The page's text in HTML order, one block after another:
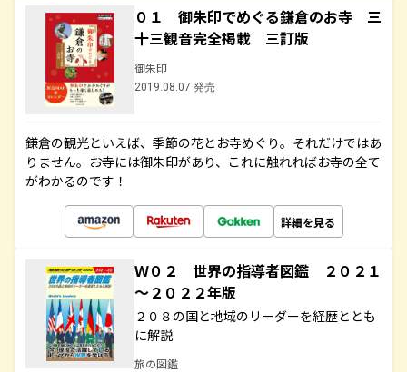
０１ 御朱印でめぐる鎌倉のお寺 三
十三観音完全掲載 三訂版
御朱印
2019.08.07 発売
鎌倉の観光といえば、季節の花とお寺めぐり。それだけではあ
りません。お寺には御朱印があり、これに触れればお寺の全て
がわかるのです！
詳細を見る
Ｗ０２ 世界の指導者図鑑 ２０２１
～２０２２年版
２０８の国と地域のリーダーを経歴ととも
に解説
旅の図鑑